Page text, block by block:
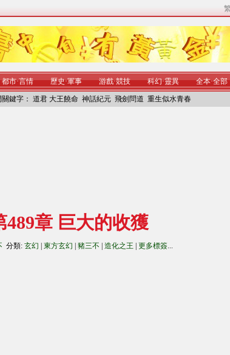
都市·言情 歷史·軍事 游戲·競技 科幻·靈異 全本·全部
鍵字： 道君 大王饒命 神話紀元 飛劍問道 重生似水青春
489章 巨大的收獲
分類: 玄幻 東方玄幻 豬三不 造化之王 更多標簽...